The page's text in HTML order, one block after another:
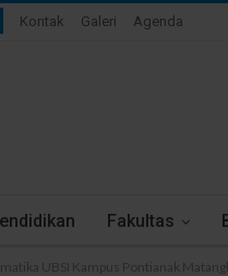
Kontak Galeri Agenda
Fakultas
UBSI Kampus Pontianak